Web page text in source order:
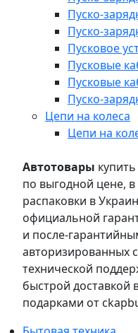
Пуско-
Пуско-
Пусковое
Пусковые
Пусковые
Пуско-
Цепи на колеса
Цепи на
Автотовары
по выгодной цене,
распаковки в
официальной
и после-
авторизированных
технической
быстрой доставкой
подарками от